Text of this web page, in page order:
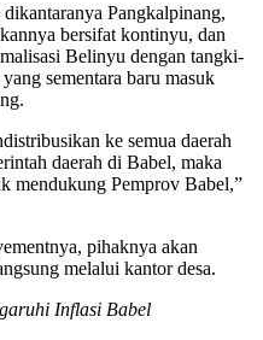
Pangkalpinang,
bersifat kontinyu, dan
Belinyu dengan tangki-
sementara baru masuk
ke semua daerah
daerah di Babel, maka
mendukung Pemprov Babel,”
pihaknya akan
melalui kantor desa.
Inflasi Babel